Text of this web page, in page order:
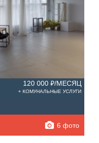
120 000 ₽/МЕСЯЦ
+ КОМУНАЛЬНЫЕ УСЛУГИ
6 фото